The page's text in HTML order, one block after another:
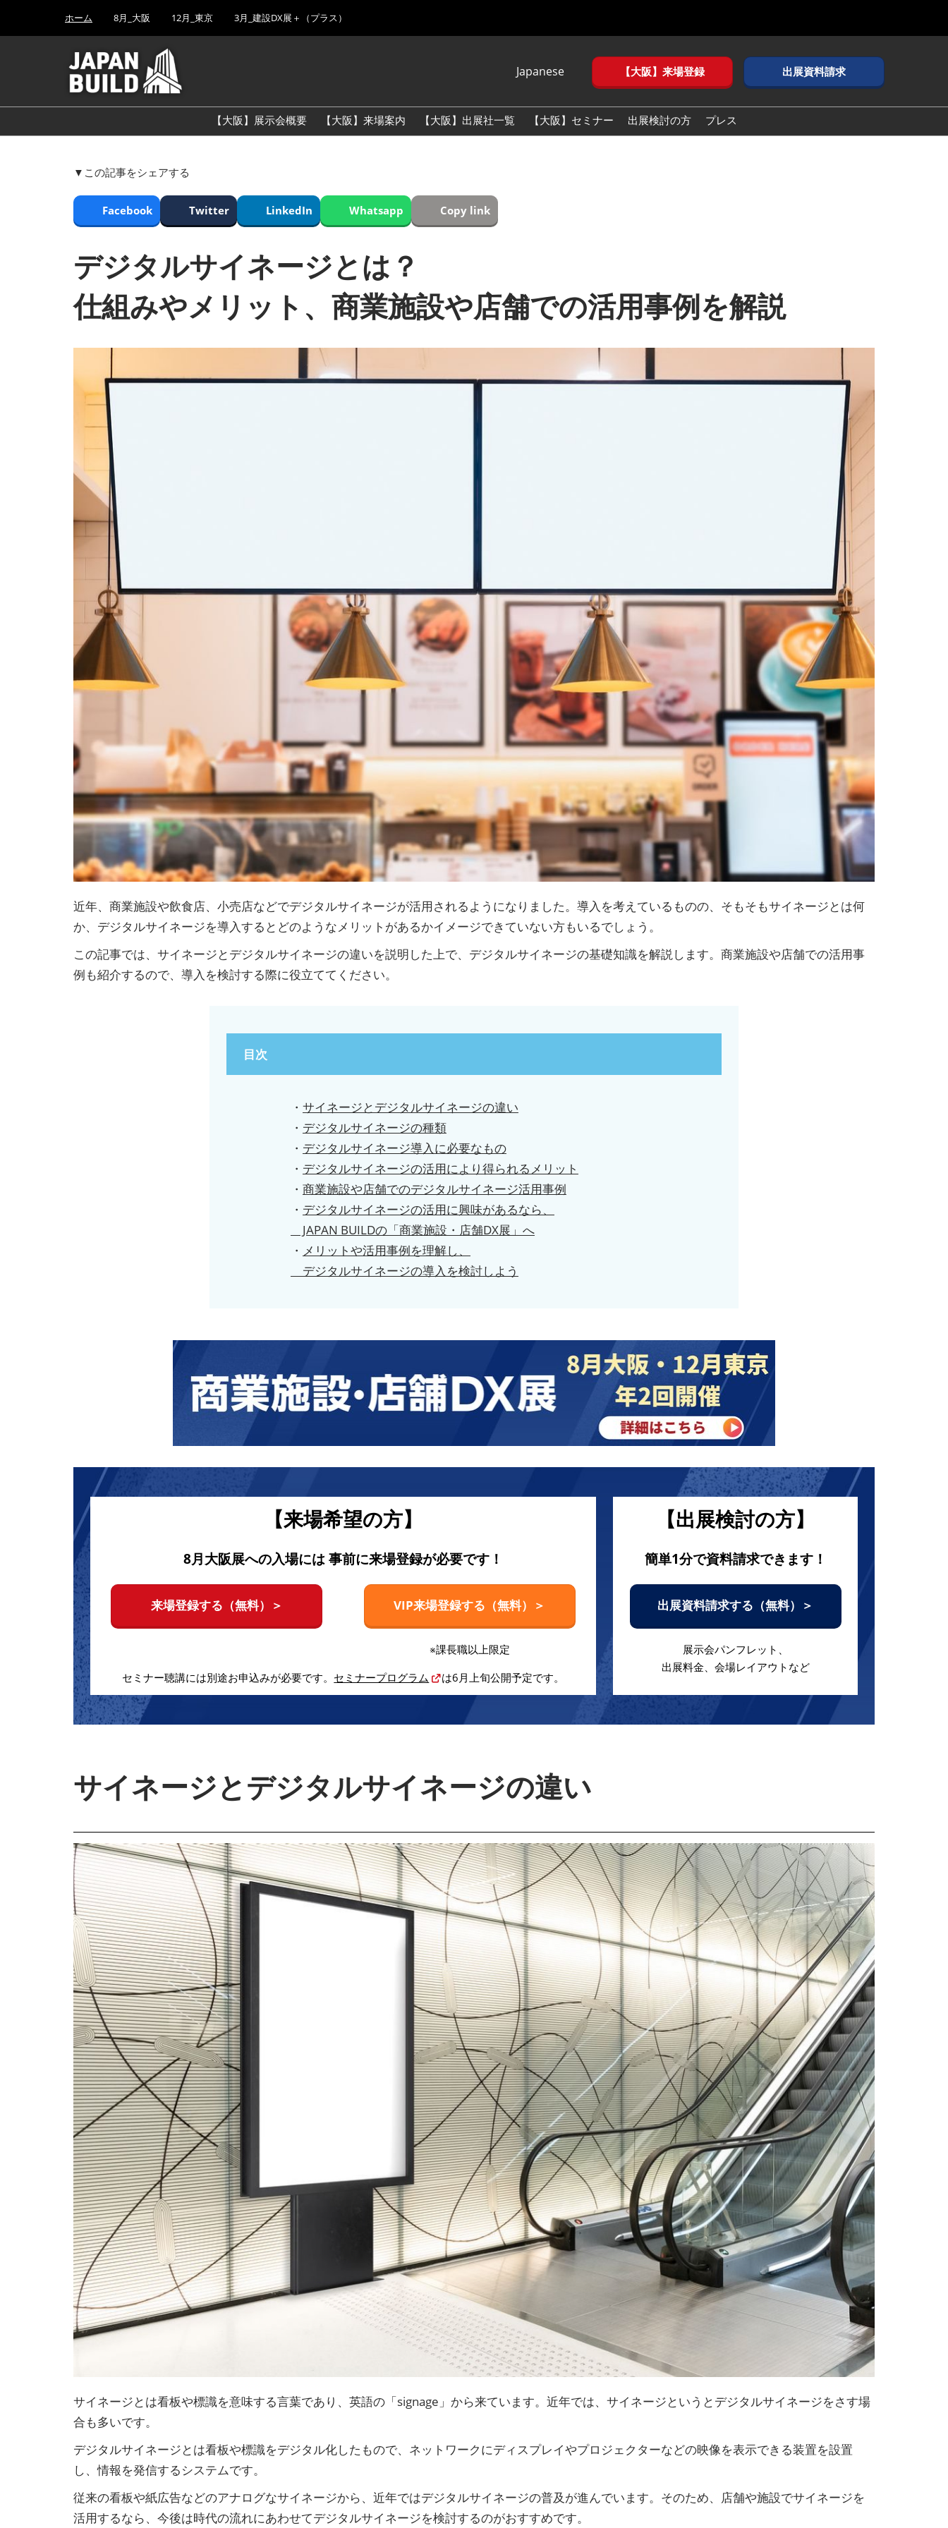
キ
プ
し
て
to
ホーム 8月_大阪 12月_東京 3月_建設DX展＋（プラス）
Japanese
English
Korean (Naver
【大阪】来場登録 出展資料請求
【大阪】展示会概要 【大阪】来場案内 【大阪】出展社一覧 【大阪】セミナー 出展検討の方 プレス
▼この記事をシェアする
Facebook Twitter LinkedIn Whatsapp Copy link
デジタルサイネージとは？
仕組みやメリット、商業施設や店舗での活用事例を解説
近年、商業施設や飲食店、小売店などでデジタルサイネージが活用されるようになりました。導入を考えているものの、そもそもサイネージとは何
か、デジタルサイネージを導入するとどのようなメリットがあるかイメージできていない方もいるでしょう。
この記事では、サイネージとデジタルサイネージの違いを説明した上で、デジタルサイネージの基礎知識を解説します。商業施設や店舗での活用事
例も紹介するので、導入を検討する際に役立ててください。
目次
・ サイネージとデジタルサイネージの違い
・ デジタルサイネージの種類
・ デジタルサイネージ導入に必要なもの
・ デジタルサイネージの活用により得られるメリット
・ 商業施設や店舗でのデジタルサイネージ活用事例
・ デジタルサイネージの活用に興味があるなら、
JAPAN BUILDの「商業施設・店舗DX展」へ
・ メリットや活用事例を理解し、
デジタルサイネージの導入を検討しよう
【来場希望の方】
8月大阪展への入場には 事前に来場登録が必要です！
来場登録する（無料）＞ VIP来場登録する（無料）＞
※課長職以上限定
セミナー聴講には別途お申込みが必要です。 セミナープログラム は6月上旬公開予定です。
【出展検討の方】
簡単1分で資料請求できます！
出展資料請求する（無料）＞
展示会パンフレット、
出展料金、会場レイアウトなど
サイネージとデジタルサイネージの違い
サイネージとは看板や標識を意味する言葉であり、英語の「signage」から来ています。近年では、サイネージというとデジタルサイネージをさす場
合も多いです。
デジタルサイネージとは看板や標識をデジタル化したもので、ネットワークにディスプレイやプロジェクターなどの映像を表示できる装置を設置
し、情報を発信するシステムです。
従来の看板や紙広告などのアナログなサイネージから、近年ではデジタルサイネージの普及が進んでいます。そのため、店舗や施設でサイネージを
活用するなら、今後は時代の流れにあわせてデジタルサイネージを検討するのがおすすめです。